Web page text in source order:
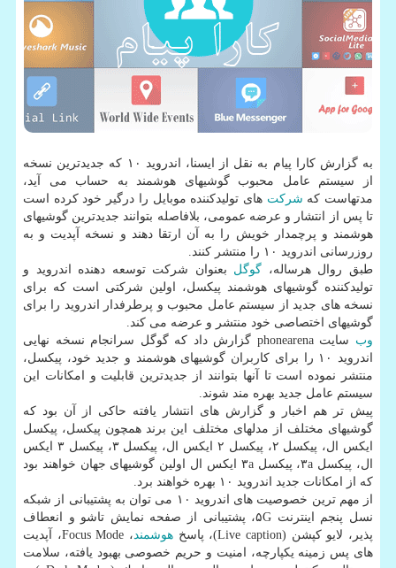
به گزارش كارا پیام به نقل از ایسنا، اندروید ۱۰ كه جدیدترین نسخه
از سیستم عامل محبوب گوشیهای هوشمند به حساب می آید،
مدتهاست كه شركت های تولیدكننده موبایل را درگیر خود كرده است
تا پس از انتشار و عرضه عمومی، بلافاصله بتوانند جدیدترین گوشیهای
هوشمند و پرچمدار خویش را به آن ارتقا دهند و نسخه آپدیت و به
روزرسانی اندروید ۱۰ را منتشر كنند.
طبق روال هرساله، گوگل بعنوان شركت توسعه دهنده اندروید و
تولیدكننده گوشیهای هوشمند پیكسل، اولین شركتی است كه برای
نسخه های جدید از سیستم عامل محبوب و پرطرفدار اندروید را برای
گوشیهای اختصاصی خود منتشر و عرضه می كند.
وب
سایت phonearena گزارش داد كه گوگل سرانجام نسخه نهایی
اندروید ۱۰ را برای كاربران گوشیهای هوشمند و جدید خود، پیكسل،
منتشر نموده است تا آنها بتوانند از جدیدترین قابلیت و امكانات این
سیستم عامل جدید بهره مند شوند.
پیش تر هم اخبار و گزارش های انتشار یافته حاكی از آن بود كه
گوشیهای مختلف از مدلهای مختلف این برند همچون پیكسل، پیكسل
ایكس ال، پیكسل ۲، پیكسل ۲ ایكس ال، پیكسل ۳، پیكسل ۳ ایكس
ال، پیكسل ۳a، پیكسل ۳a ایكس ال اولین گوشیهای جهان خواهند بود
كه از امكانات جدید اندروید ۱۰ بهره خواهند برد.
از مهم ترین خصوصیت های اندروید ۱۰ می توان به پشتیبانی از شبكه
نسل پنجم اینترنت ۵G، پشتیبانی از صفحه نمایش تاشو و انعطاف
پذیر، لایو كپشن (Live caption)، پاسخ
هوشمند
، Focus Mode، آپدیت
های پس زمینه یكپارچه، امنیت و حریم خصوصی بهبود یافته، سلامت